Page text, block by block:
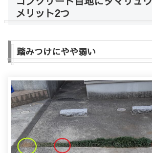
メリット2つ
踏みつけにやや弱い